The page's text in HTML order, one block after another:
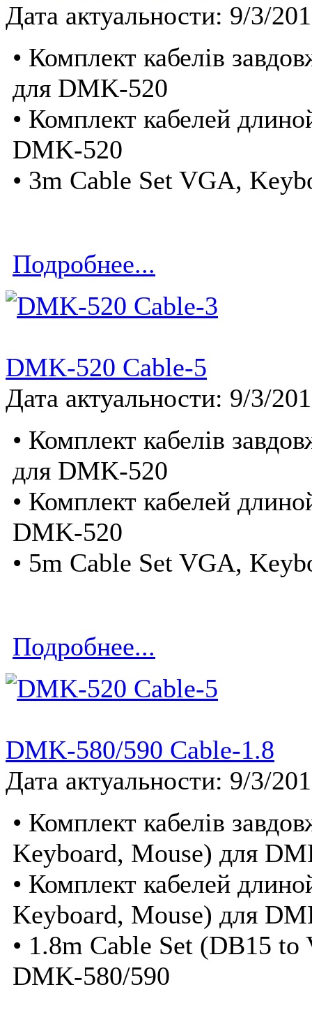
Дата актуальности: 9/3/
• Комплект кабелів
для DMK-520
• Комплект кабелей
DMK-520
• 3m Cable Set VGA,
Подробнее...
DMK-520 Cable-5
Дата актуальности: 9/3/
• Комплект кабелів
для DMK-520
• Комплект кабелей
DMK-520
• 5m Cable Set VGA,
Подробнее...
DMK-580/590 Cable-1.8
Дата актуальности: 9/3/
• Комплект кабелів
Keyboard, Mouse) для
• Комплект кабелей
Keyboard, Mouse) для
• 1.8m Cable Set (DB15
DMK-580/590